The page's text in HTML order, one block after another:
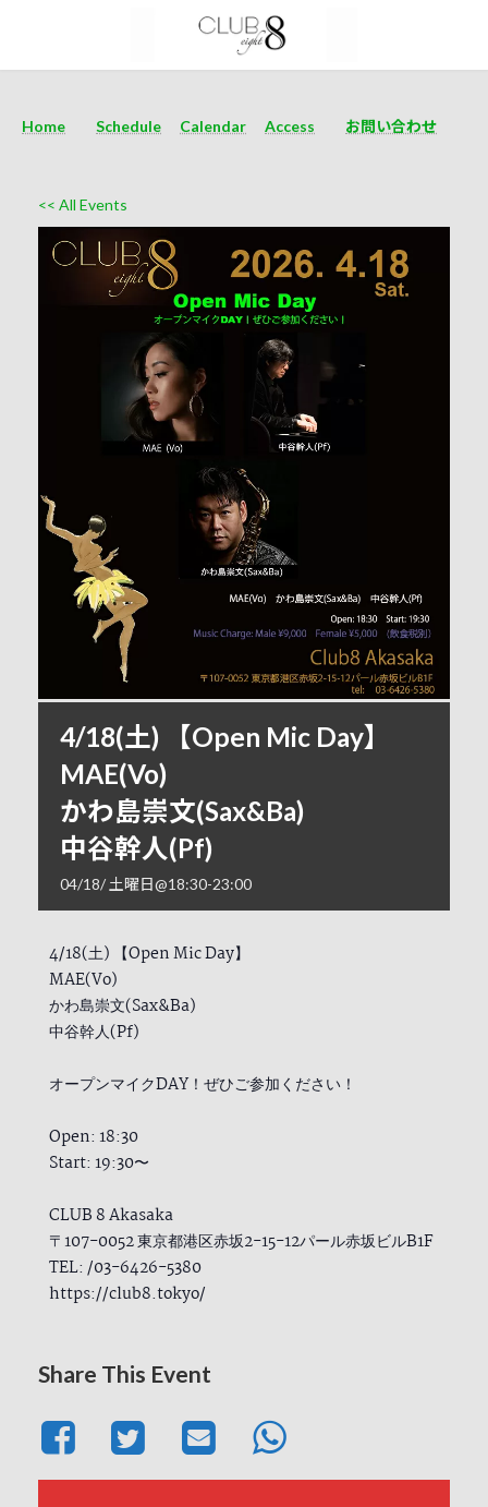
Home Schedule Calendar Access お問い合わせ
<< All Events
4/18(土) 【Open Mic Day】
MAE(Vo)
かわ島崇文(Sax&Ba)
中谷幹人(Pf)
04/18/ 土曜日@18:30-23:00
4/18(土) 【Open Mic Day】
MAE(Vo)
かわ島崇文(Sax&Ba)
中谷幹人(Pf)
オープンマイクDAY！ぜひご参加ください！
Open: 18:30
Start: 19:30〜
CLUB 8 Akasaka
〒107-0052 東京都港区赤坂2-15-12パール赤坂ビルB1F
TEL: /03-6426-5380
https://club8.tokyo/
Share This Event